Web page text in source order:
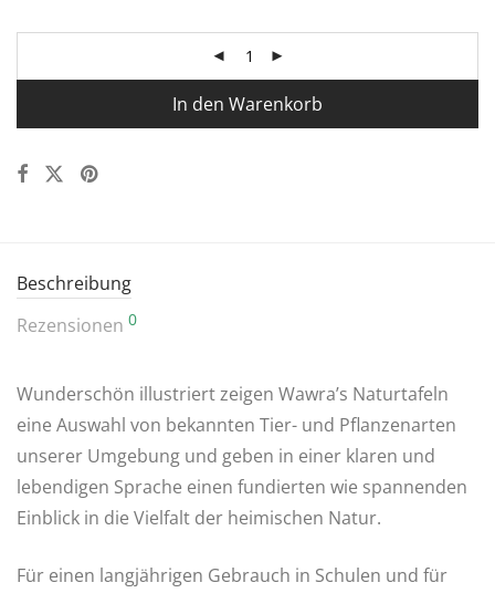
In den Warenkorb
Beschreibung
Rezensionen 0
Wunderschön illustriert zeigen Wawra’s Naturtafeln
eine Auswahl von bekannten Tier- und Pflanzenarten
unserer Umgebung und geben in einer klaren und
lebendigen Sprache einen fundierten wie spannenden
Einblick in die Vielfalt der heimischen Natur.
Für einen langjährigen Gebrauch in Schulen und für